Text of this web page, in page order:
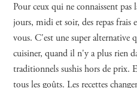
Pour ceux qui ne connaissent
jours, midi et soir, des repas frais
vous. C'est une super alternative
cuisiner, quand il n'y a plus rien
traditionnels sushis hors de prix.
tous les goûts. Les recettes